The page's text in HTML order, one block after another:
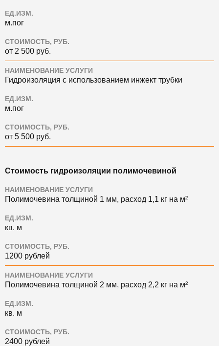
ЕД.ИЗМ.
м.пог
СТОИМОСТЬ, РУБ.
от 2 500 руб.
НАИМЕНОВАНИЕ УСЛУГИ
Гидроизоляция с использованием инжект трубки
ЕД.ИЗМ.
м.пог
СТОИМОСТЬ, РУБ.
от 5 500 руб.
Стоимость гидроизоляции полимочевиной
НАИМЕНОВАНИЕ УСЛУГИ
Полимочевина толщиной 1 мм, расход 1,1 кг на м²
ЕД.ИЗМ.
кв. м
СТОИМОСТЬ, РУБ.
1200 рублей
НАИМЕНОВАНИЕ УСЛУГИ
Полимочевина толщиной 2 мм, расход 2,2 кг на м²
ЕД.ИЗМ.
кв. м
СТОИМОСТЬ, РУБ.
2400 рублей